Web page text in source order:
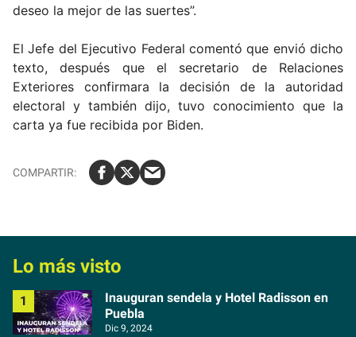
deseo la mejor de las suertes”.
El Jefe del Ejecutivo Federal comentó que envió dicho
texto, después que el secretario de Relaciones
Exteriores confirmara la decisión de la autoridad
electoral y también dijo, tuvo conocimiento que la
carta ya fue recibida por Biden.
Lo más visto
Inauguran sendela y Hotel Radisson en
Puebla
Dic 9, 2024